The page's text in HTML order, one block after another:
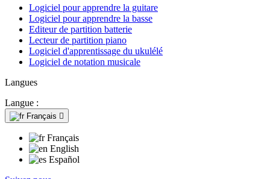
Logiciel pour apprendre la guitare
Logiciel pour apprendre la basse
Editeur de partition batterie
Lecteur de partition piano
Logiciel d'apprentissage du ukulélé
Logiciel de notation musicale
Langues
Langue :
Français 
Français
English
Español